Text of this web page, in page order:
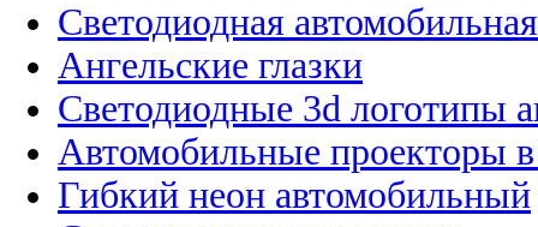
Светодиодная
Ангельские глазки
Светодиодные 3d логотипы
Автомобильные проекторы
Гибкий неон автомобильный